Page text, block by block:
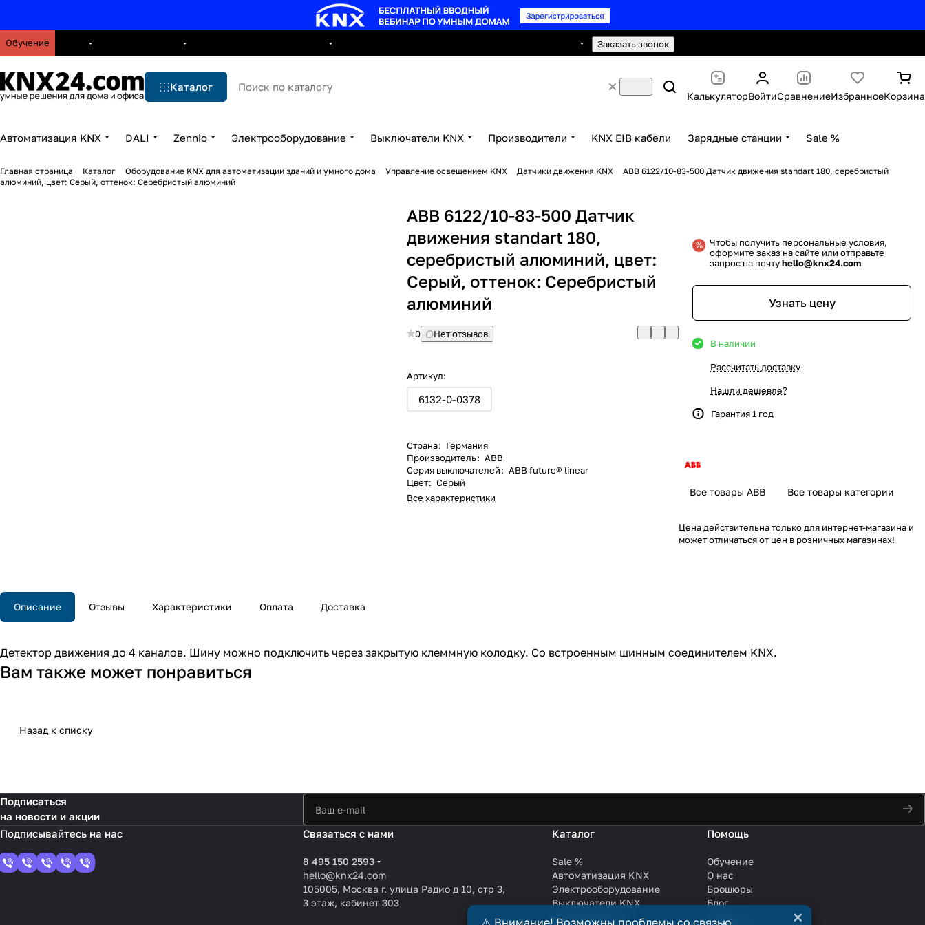
Обучение Заказать звонок
Каталог
КалькуляторВойтиСравнениеИзбранноеКорзина
Автоматизация KNX DALI Zennio Электрооборудование Выключатели KNX Производители KNX EIB кабели Зарядные станции Sale %
Главная страница Каталог Оборудование KNX для автоматизации зданий и умного дома Управление освещением KNX Датчики движения KNX
ABB 6122/10-83-500 Датчик движения standart 180, серебристый
алюминий, цвет: Серый, оттенок: Серебристый алюминий
ABB 6122/10-83-500 Датчик
движения standart 180,
серебристый алюминий, цвет:
Серый, оттенок: Серебристый
алюминий
0 Нет отзывов
Артикул:
6132-0-0378
Страна: Германия
Производитель: ABB
Серия выключателей: ABB future® linear
Цвет: Серый
Все характеристики
Чтобы получить персональные условия,
оформите заказ на сайте или отправьте
запрос на почтуhello@knx24.com
Узнать цену
В наличии
Рассчитать доставку
Нашли дешевле?
Гарантия 1 год
Все товары ABB Все товары категории
Цена действительна только для интернет-магазина и
может отличаться от цен в розничных магазинах!
Описание Отзывы Характеристики Оплата Доставка
Детектор движения до 4 каналов. Шину можно подключить через закрытую клеммную колодку. Со встроенным шинным соединителем KNX.
Вам также может понравиться
Назад к списку
Подписаться
на новости и акции
Связаться с нами
8 495 150 2593
hello@knx24.com
105005, Москва г. улица Радио д 10, стр 3,
3 этаж, кабинет 303
Каталог
Sale %
Автоматизация KNX
Электрооборудование
Выключатели KNX
Производители
Помощь
Обучение
О нас
Брошюры
Блог
⚠️ Внимание! Возможны проблемы со связью ×